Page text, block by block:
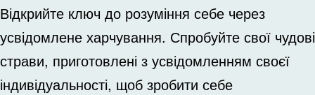
Відкрийте ключ до розуміння себе через
усвідомлене харчування. Спробуйте свої чудові
страви, приготовлені з усвідомленням своєї
індивідуальності, щоб зробити себе